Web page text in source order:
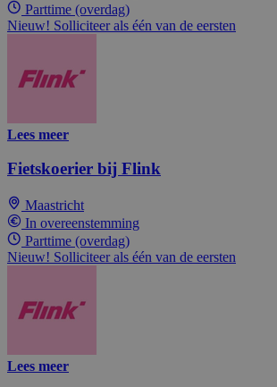
Parttime (overdag)
Nieuw! Solliciteer als één van de eersten
Lees meer
Fietskoerier bij Flink
Maastricht
In overeenstemming
Parttime (overdag)
Nieuw! Solliciteer als één van de eersten
Lees meer